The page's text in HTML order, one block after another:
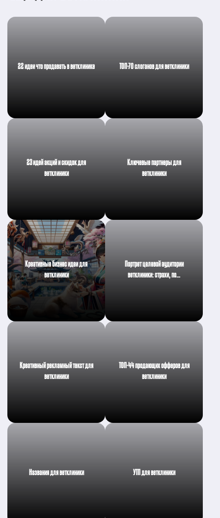
22 идеи что продавать в ветклинике ТОП-70 слоганов для ветклиники
23 идей акций и скидок для
ветклиники
Ключевые партнеры для
ветклиники
Креативные бизнес идеи для
ветклиники
Портрет целевой аудитории
ветклиники: страхи, по…
Креативный рекламный текст для
ветклиники
ТОП-44 продающих офферов для
ветклиники
Названия для ветклиники УТП для ветклиники